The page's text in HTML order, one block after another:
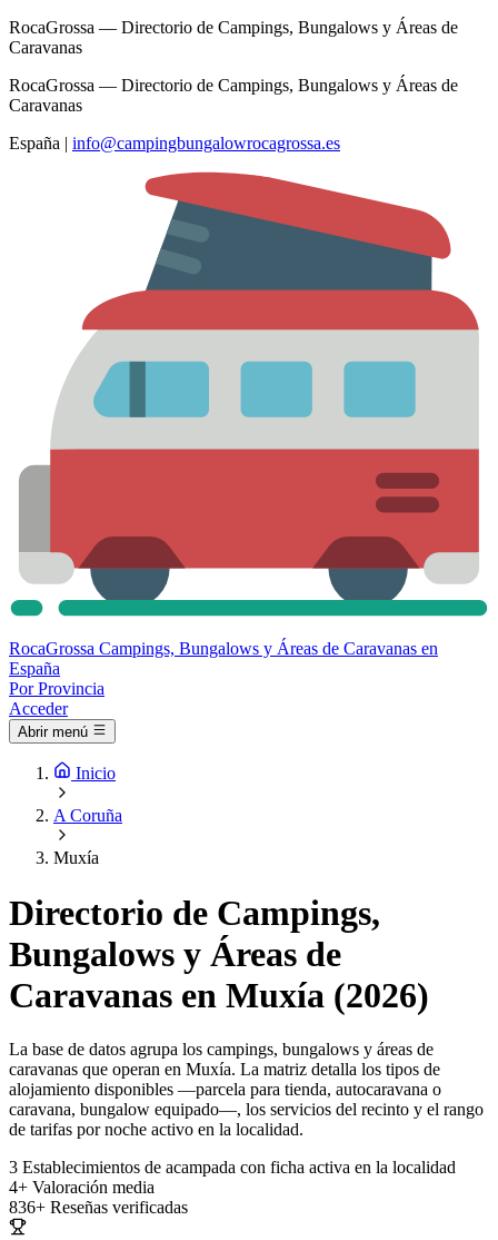
RocaGrossa — Directorio de Campings, Bungalows y Áreas de
Caravanas
RocaGrossa — Directorio de Campings, Bungalows y Áreas de
Caravanas
España | info@campingbungalowrocagrossa.es
RocaGrossa Campings, Bungalows y Áreas de Caravanas en
España
Por Provincia
Acceder
Abrir menú
Inicio
A Coruña
Muxía
Directorio de Campings,
Bungalows y Áreas de
Caravanas en Muxía (2026)
La base de datos agrupa los campings, bungalows y áreas de
caravanas que operan en Muxía. La matriz detalla los tipos de
alojamiento disponibles —parcela para tienda, autocaravana o
caravana, bungalow equipado—, los servicios del recinto y el rango
de tarifas por noche activo en la localidad.
3 Establecimientos de acampada con ficha activa en la localidad
4+ Valoración media
836+ Reseñas verificadas